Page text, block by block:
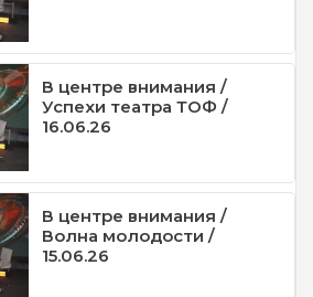
В центре внимания /
Успехи театра ТОФ /
16.06.26
В центре внимания /
Волна молодости /
15.06.26